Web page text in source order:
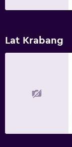
Lat Krabang